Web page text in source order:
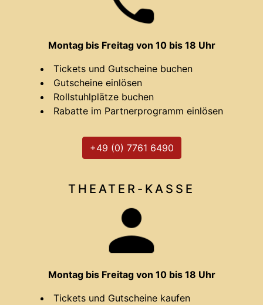
Montag bis Freitag von 10 bis 18 Uhr
Tickets und Gutscheine buchen
Gutscheine einlösen
Rollstuhlplätze buchen
Rabatte im Partnerprogramm einlösen
+49 (0) 7761 6490
THEATER- KASSE
Montag bis Freitag von 10 bis 18 Uhr
Tickets und Gutscheine kaufen